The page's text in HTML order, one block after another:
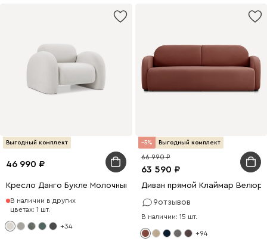
Выгодный комплект
46 990
Кресло Данго Букле Молочный
В наличии в других
цветах: 1 шт.
+34
5 Выгодный комплект
63 590
66 990
Диван прямой Клаймар Велюр
9отзывов
В наличии: 15 шт.
+94